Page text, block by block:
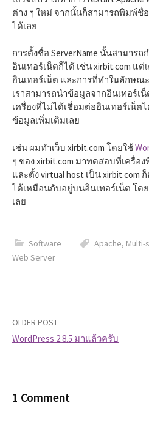
ต่าง ๆ ใหม่ จากนั้นก็สามารถพิมพ์ชื่
ได้เลย
การตั้งชื่อ ServerName นั้นสามาร
อินเทอร์เน็ตก็ได้ เช่น xirbit.com แ
อินเทอร์เน็ต และการที่ทำในลักษณ
เราสามารถนำข้อมูลจากอินเทอร์เ
เครื่องที่ไม่ได้เชื่อมต่ออินเทอร์เน็ต
ข้อมูลเพิ่มเติมเลย
เช่น ผมทำเว็บ xirbit.com โดยใช้
ๆ ของ xirbit.com มาทดสอบที่เครื่อ
และตั้ง virtual host เป็น
ได้เหมือนกับอยู่บนอินเทอร์เน็ต โ
เลย
Software Apache, Multi-
Web Server
o
OLDER POST
WordPress 2.8.5 มาแล้วครับ
1 Comment